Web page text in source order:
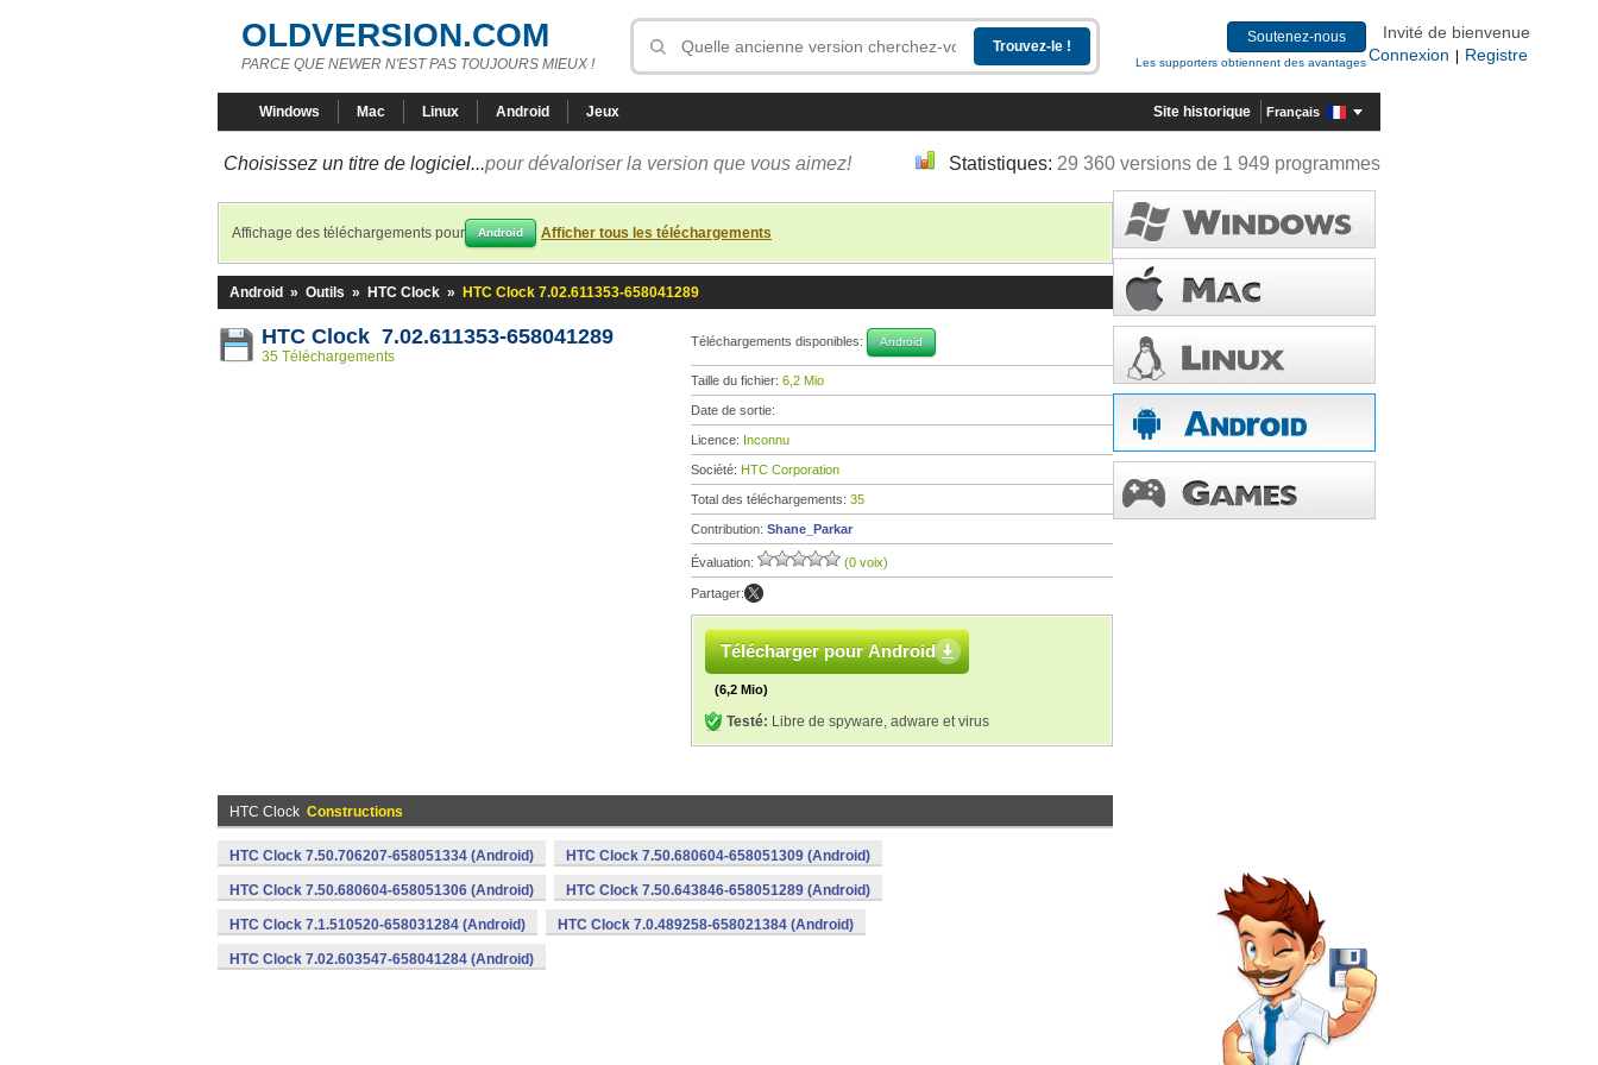
OLDVERSION.COM
PARCE QUE NEWER N'EST PAS TOUJOURS MIEUX !
Soutenez-nous
Les supporters obtiennent des avantages
Invité de bienvenue
Connexion
Registre
Windows Mac Linux Android Jeux Site historique Français
Choisissez un titre de logiciel...pour dévaloriser la version que vous aimez! Statistiques: 29 360 versions de 1 949 programmes
Affichage des téléchargements pour Android Afficher tous les téléchargements
Android » Outils » HTC Clock » HTC Clock 7.02.611353-658041289
HTC Clock 7.02.611353-658041289
35 Téléchargements
Téléchargements disponibles: Android
Taille du fichier: 6,2 Mio
Date de sortie:
Licence: Inconnu
Société: HTC Corporation
Total des téléchargements: 35
Contribution: Shane_Parkar
Évaluation: (0 voix)
Partager:
Télécharger pour Android
(6,2 Mio)
Testé: Libre de spyware, adware et virus
HTC Clock Constructions
HTC Clock 7.50.706207-658051334 (Android) HTC Clock 7.50.680604-658051309 (Android)
HTC Clock 7.50.680604-658051306 (Android) HTC Clock 7.50.643846-658051289 (Android)
HTC Clock 7.1.510520-658031284 (Android) HTC Clock 7.0.489258-658021384 (Android)
HTC Clock 7.02.603547-658041284 (Android)